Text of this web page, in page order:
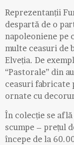
Reprezentanții
despartă de o
napoleoniene pe
multe ceasuri de
Elveția. De
“Pastorale” din
ceasuri fabricate
ornate cu
În colecție se
scumpe – prețul
începe de la